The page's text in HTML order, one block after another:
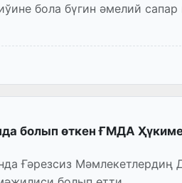
бола бүгин әмелий сапар
болып өткен ҒМДА
Ғәрезсиз Мәмлекетлердиң